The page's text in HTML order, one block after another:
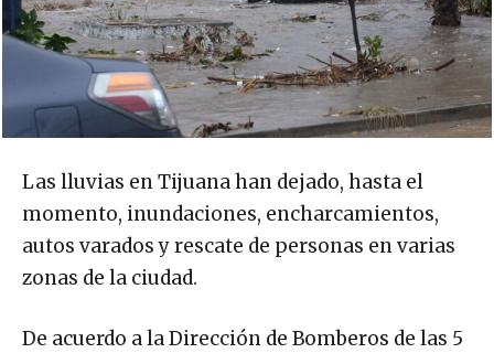
Las lluvias en Tijuana han dejado, hasta el
momento, inundaciones, encharcamientos,
autos varados y rescate de personas en varias
zonas de la ciudad.
De acuerdo a la Dirección de Bomberos de las 5